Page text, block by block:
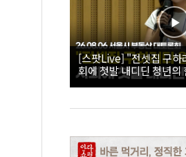
[스팟Live] "전셋집 구하
회에 첫발 내디딘 청년의
시 부동산 대토론회